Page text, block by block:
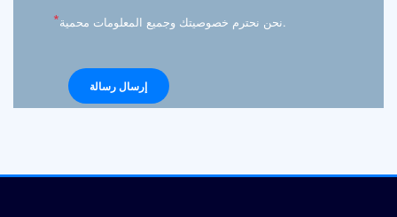
* نحن نحترم خصوصيتك وجميع المعلومات محمية.